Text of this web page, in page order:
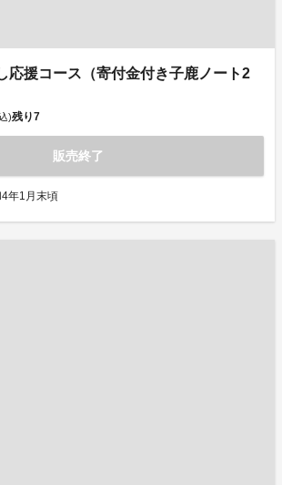
応援コース（寄付金付き子鹿ノート2
)残り7
販売終了
年1月末頃